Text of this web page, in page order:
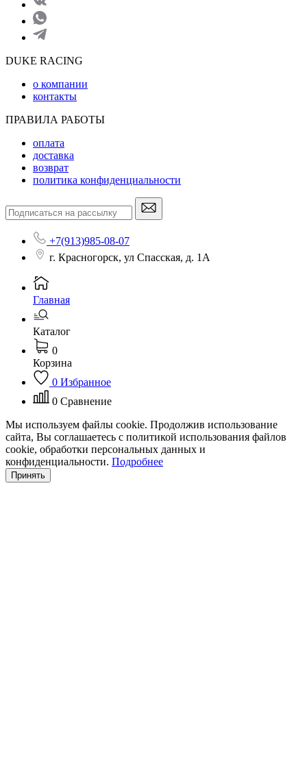
DUKE RACING
о компании
контакты
ПРАВИЛА РАБОТЫ
оплата
доставка
возврат
политика конфиденциальности
+7(913)985-08-07
г. Красногорск, ул Спасская, д. 1А
Главная
Каталог
0
Корзина
0 Избранное
0 Сравнение
Мы используем файлы cookie. Продолжив использование
сайта, Вы соглашаетесь с политикой использования файлов
cookie, обработки персональных данных и
конфиденциальности. Подробнее
Принять